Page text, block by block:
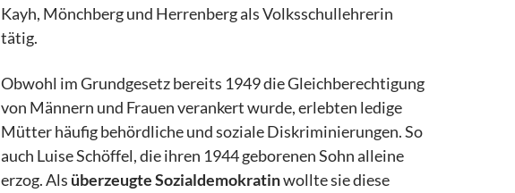
Kayh, Mönchberg und Herrenberg als Volksschullehrerin
tätig.
Obwohl im Grundgesetz bereits 1949 die Gleichberechtigung
von Männern und Frauen verankert wurde, erlebten ledige
Mütter häufig behördliche und soziale Diskriminierungen. So
auch Luise Schöffel, die ihren 1944 geborenen Sohn alleine
erzog. Als überzeugte Sozialdemokratinwollte sie diese